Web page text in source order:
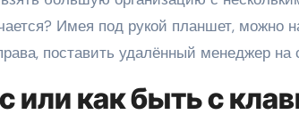
Имея под рукой планшет, можно
поставить удалённый менеджер
или как быть с